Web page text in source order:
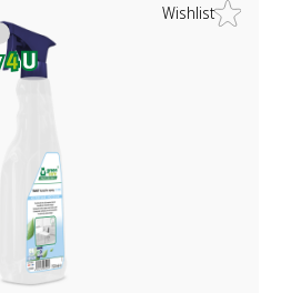
Wishlist